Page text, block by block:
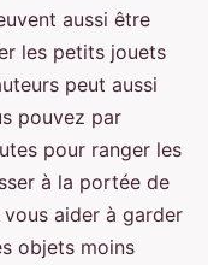
aussi être
les petits jouets
peut aussi
pouvez par
pour ranger les
à la portée de
aider à garder
objets moins